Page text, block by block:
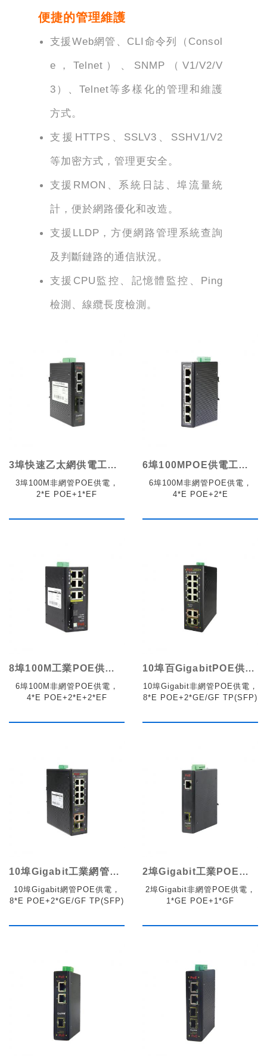
便捷的管理維護
支援Web網管、CLI命令列（Consol
e，Telnet）、SNMP（V1/V2/V
3）、Telnet等多樣化的管理和維護
方式。
支援HTTPS、SSLV3、SSHV1/V2
等加密方式，管理更安全。
支援RMON、系統日誌、埠流量統
計，便於網路優化和改造。
支援LLDP，方便網路管理系統查詢
及判斷鏈路的通信狀況。
支援CPU監控、記憶體監控、Ping
檢測、線纜長度檢測。
3埠快速乙太網供電工業交換機
3埠100M非網管POE供電，
2*E POE+1*EF
6埠100MPOE供電工業交換機
6埠100M非網管POE供電，
4*E POE+2*E
8埠100M工業POE供電交換機
6埠100M非網管POE供電，
4*E POE+2*E+2*EF
10埠百GigabitPOE供電工業交換機
10埠Gigabit非網管POE供電，
8*E POE+2*GE/GF TP(SFP)
10埠Gigabit工業網管POE交換機
10埠Gigabit網管POE供電，
8*E POE+2*GE/GF TP(SFP)
2埠Gigabit工業POE交換機(光纖收發器)
2埠Gigabit非網管POE供電，
1*GE POE+1*GF